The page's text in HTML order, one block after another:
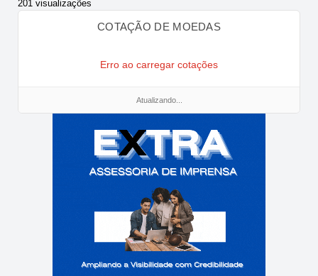
201 visualizações
COTAÇÃO DE MOEDAS
Erro ao carregar cotações
Atualizando...